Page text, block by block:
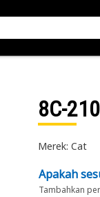
8C-
Merek: Cat
Apakah
Tambahkan